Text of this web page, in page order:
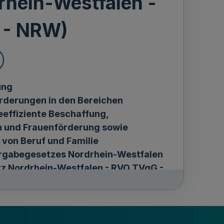
NRW)
in den Bereichen
Beschaffung,
Frauenförderung sowie
Beruf und Familie
Nordrhein-Westfalen
Westfalen - RVO TVgG -